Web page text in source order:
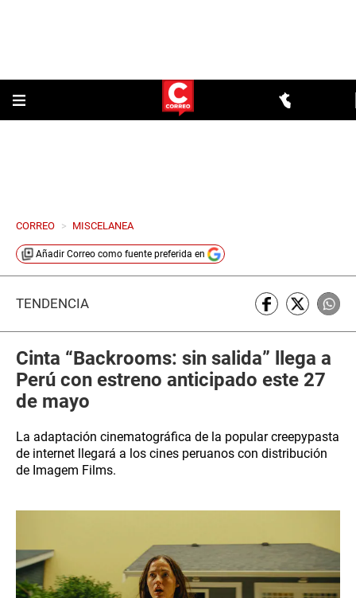
CORREO > MISCELANEA
Añadir Correo como fuente preferida en
TENDENCIA
Cinta “Backrooms: sin salida” llega a
Perú con estreno anticipado este 27
de mayo
La adaptación cinematográfica de la popular creepypasta
de internet llegará a los cines peruanos con distribución
de Imagem Films.